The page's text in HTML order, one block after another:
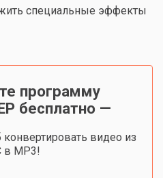
специальные эффекты
программу
бесплатно —
видео из
в MP3!